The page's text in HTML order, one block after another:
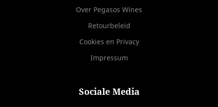
Over Pegasos Wines
Retourbeleid
Cookies en Privacy
Impressum
Sociale Media